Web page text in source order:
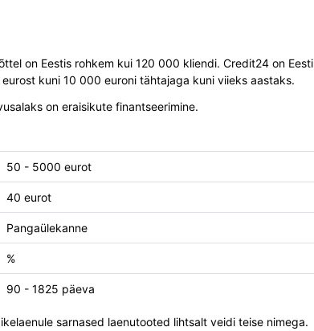
on Eestis rohkem kui 120 000 kliendi. Credit24 on Eesti
kuni 10 000 euroni tähtajaga kuni viieks aastaks.
on eraisikute finantseerimine.
50 - 5000 eurot
40 eurot
Pangaülekanne
%
90 - 1825 päeva
sarnased laenutooted lihtsalt veidi teise nimega.